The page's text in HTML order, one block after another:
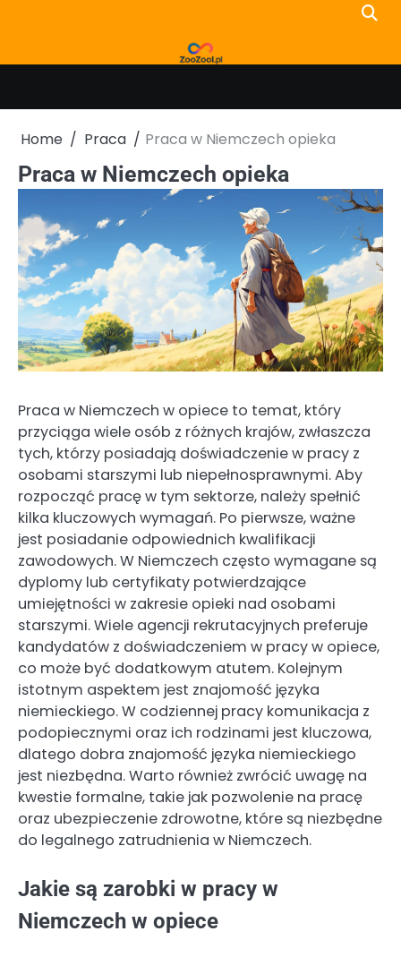
Home Praca Praca w Niemczech opieka
Praca w Niemczech opieka
Praca w Niemczech w opiece to temat, który
przyciąga wiele osób z różnych krajów, zwłaszcza
tych, którzy posiadają doświadczenie w pracy z
osobami starszymi lub niepełnosprawnymi. Aby
rozpocząć pracę w tym sektorze, należy spełnić
kilka kluczowych wymagań. Po pierwsze, ważne
jest posiadanie odpowiednich kwalifikacji
zawodowych. W Niemczech często wymagane są
dyplomy lub certyfikaty potwierdzające
umiejętności w zakresie opieki nad osobami
starszymi. Wiele agencji rekrutacyjnych preferuje
kandydatów z doświadczeniem w pracy w opiece,
co może być dodatkowym atutem. Kolejnym
istotnym aspektem jest znajomość języka
niemieckiego. W codziennej pracy komunikacja z
podopiecznymi oraz ich rodzinami jest kluczowa,
dlatego dobra znajomość języka niemieckiego
jest niezbędna. Warto również zwrócić uwagę na
kwestie formalne, takie jak pozwolenie na pracę
oraz ubezpieczenie zdrowotne, które są niezbędne
do legalnego zatrudnienia w Niemczech.
Jakie są zarobki w pracy w
Niemczech w opiece